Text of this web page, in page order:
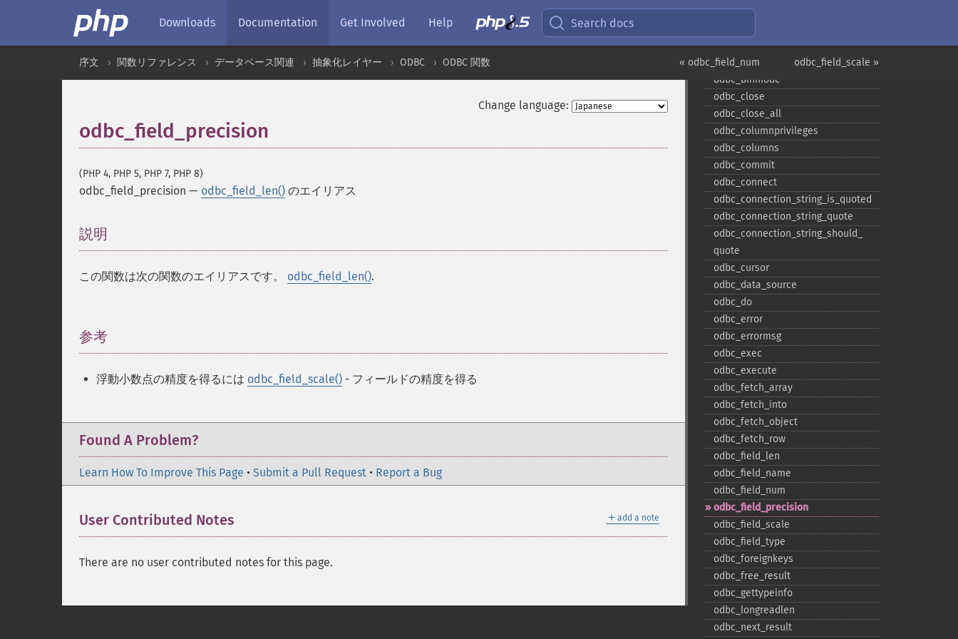
Downloads Documentation Get Involved Help Search docs
odbc_field_scale »
« odbc_field_num
序文 関数リファレンス データベース関連 抽象化レイヤー ODBC ODBC 関数
Change language:
odbc_field_precision
(PHP 4, PHP 5, PHP 7, PHP 8)
odbc_field_precision — odbc_field_len() のエイリアス
説明
この関数は次の関数のエイリアスです。 odbc_field_len().
参考
浮動小数点の精度を得るには odbc_field_scale() - フィールドの精度を得る
Found A Problem?
Learn How To Improve This Page • Submit a Pull Request • Report a Bug
＋ add a note
User Contributed Notes
There are no user contributed notes for this page.
ODBC 関数
odbc_​autocommit
odbc_​binmode
odbc_​close
odbc_​close_​all
odbc_​columnprivileges
odbc_​columns
odbc_​commit
odbc_​connect
odbc_​connection_​string_​is_​quoted
odbc_​connection_​string_​quote
odbc_​connection_​string_​should_​
quote
odbc_​cursor
odbc_​data_​source
odbc_​do
odbc_​error
odbc_​errormsg
odbc_​exec
odbc_​execute
odbc_​fetch_​array
odbc_​fetch_​into
odbc_​fetch_​object
odbc_​fetch_​row
odbc_​field_​len
odbc_​field_​name
odbc_​field_​num
odbc_​field_​precision
odbc_​field_​scale
odbc_​field_​type
odbc_​foreignkeys
odbc_​free_​result
odbc_​gettypeinfo
odbc_​longreadlen
odbc_​next_​result